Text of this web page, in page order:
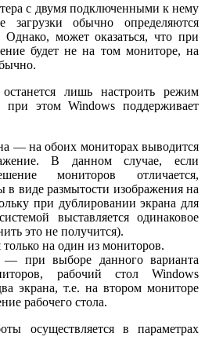
с двумя подключенными к нему
загрузки обычно определяются
Однако, может оказаться, что при
будет не на том мониторе, на
лишь настроить режим
при этом Windows поддерживает
— на обоих мониторах выводится
В данном случае, если
мониторов отличается,
виде размытости изображения на
при дублировании экрана для
выставляется одинаковое
это не получится).
на один из мониторов.
— при выборе данного варианта
рабочий стол Windows
экрана, т.е. на втором мониторе
рабочего стола.
осуществляется в параметрах